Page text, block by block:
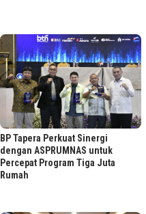
BP Tapera Perkuat Sinergi
dengan ASPRUMNAS untuk
Percepat Program Tiga Juta
Rumah